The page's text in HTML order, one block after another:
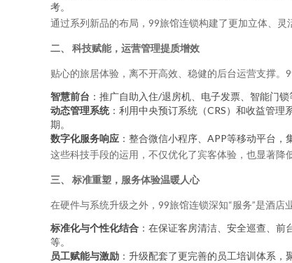
考。
通过系列新品的布局，99旅馆连锁构建了更加立体、灵
二、 科技赋能，运营管理提质增效
贴心的旅居体验，离不开高效、稳健的后台运营支撑。
智慧前台 ：推广自助入住/退房机、电子发票、智能门
动态管理系统：利用中央预订系统（CRS）和收益管理
期。
数字化服务响应 ：整合微信小程序、APP等移动平台
这些科技手段的运用，不仅优化了宾客体验，也显著降
三、 标准重塑，服务体验温暖人心
在硬件与系统升级之外，99旅馆连锁深知“服务”是酒店
标准化与个性化结合 ：在保证客房清洁、安全巡查、
等。
员工赋能与激励 ：升级配套了更完善的员工培训体系